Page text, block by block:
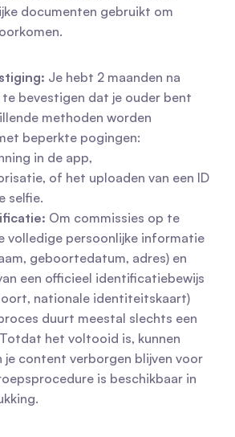
documenten gebruikt om
Je hebt 2 maanden na
bevestigen dat je ouder bent
methoden worden
beperkte pogingen:
in de app,
of het uploaden van een ID
selfie.
Om commissies op te
volledige persoonlijke informatie
geboortedatum, adres) en
een officieel identificatiebewijs
nationale identiteitskaart)
duurt meestal slechts een
het voltooid is, kunnen
je content verborgen blijven voor
is beschikbaar in